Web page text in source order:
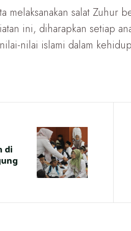
salat Zuhur
ini, diharapkan setiap
nilai islami dalam
di